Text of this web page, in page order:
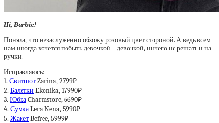
Hi, Barbie!
Поняла, что незаслуженно обхожу розовый цвет стороной. А ведь всем
нам иногда хочется побыть девочкой – девочкой, ничего не решать и на
ручки.
Исправляюсь:
1. СвитшотZarina, 2799₽
2. Балетки Ekonika, 17990₽
3. ЮбкаCharmstore, 6690₽
4. СумкаLera Nena, 5990₽
5. ЖакетBefree, 5999₽